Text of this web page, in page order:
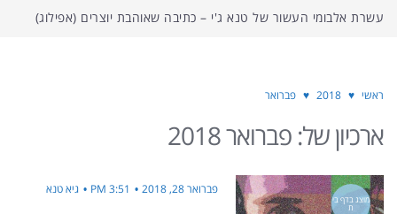
עשרת אלבומי העשור של טנא ג'י – כתיבה שאוהבת יוצרים (אפילוג)
ראשי ♥
2018
♥ פברואר
ארכיון של: פברואר 2018
מוצג בדף בי
ת
פברואר 28, 2018 3:51 PM גיא טנא